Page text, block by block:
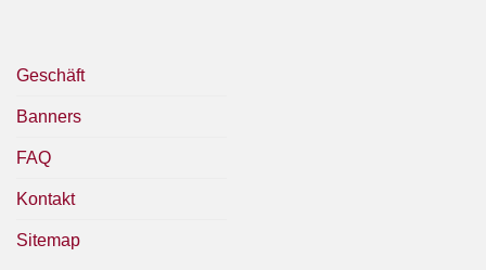
Geschäft
Banners
FAQ
Kontakt
Sitemap